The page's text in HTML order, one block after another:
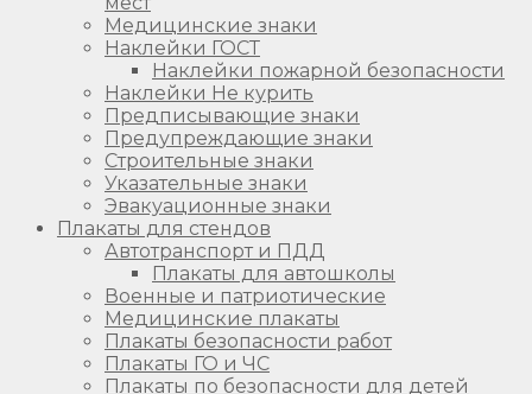
Медицинские знаки
Наклейки ГОСТ
Наклейки пожарной безопасности
Наклейки Не курить
Предписывающие знаки
Предупреждающие знаки
Строительные знаки
Указательные знаки
Эвакуационные знаки
Плакаты для стендов
Автотранспорт и ПДД
Плакаты для автошколы
Военные и патриотические
Медицинские плакаты
Плакаты безопасности работ
Плакаты ГО и ЧС
Плакаты по безопасности для детей